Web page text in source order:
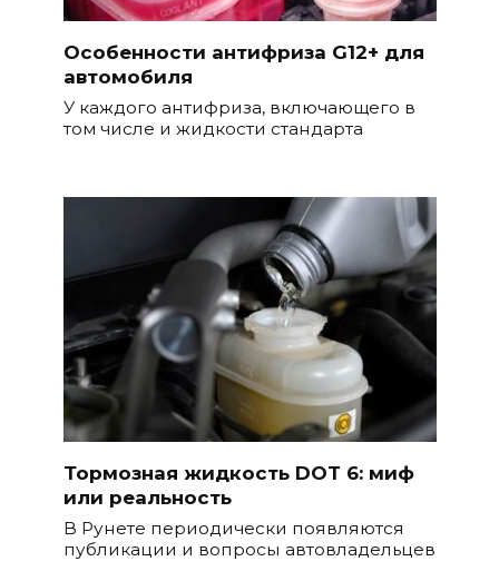
Особенности антифриза G12+ для
автомобиля
У каждого антифриза, включающего в
том числе и жидкости стандарта
Тормозная жидкость DOT 6: миф
или реальность
В Рунете периодически появляются
публикации и вопросы автовладельцев